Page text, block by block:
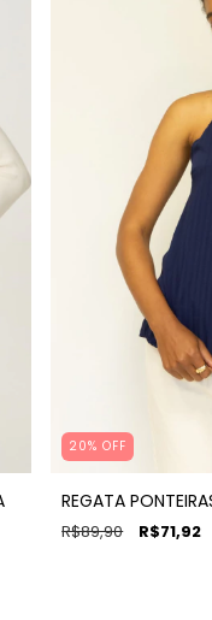
20%OFF
REGATA
R$89,90 R$71,92